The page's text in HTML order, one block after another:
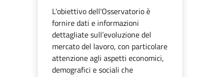
L'obiettivo dell'Osservatorio è
fornire dati e informazioni
dettagliate sull’evoluzione del
mercato del lavoro, con particolare
attenzione agli aspetti economici,
demografici e sociali che